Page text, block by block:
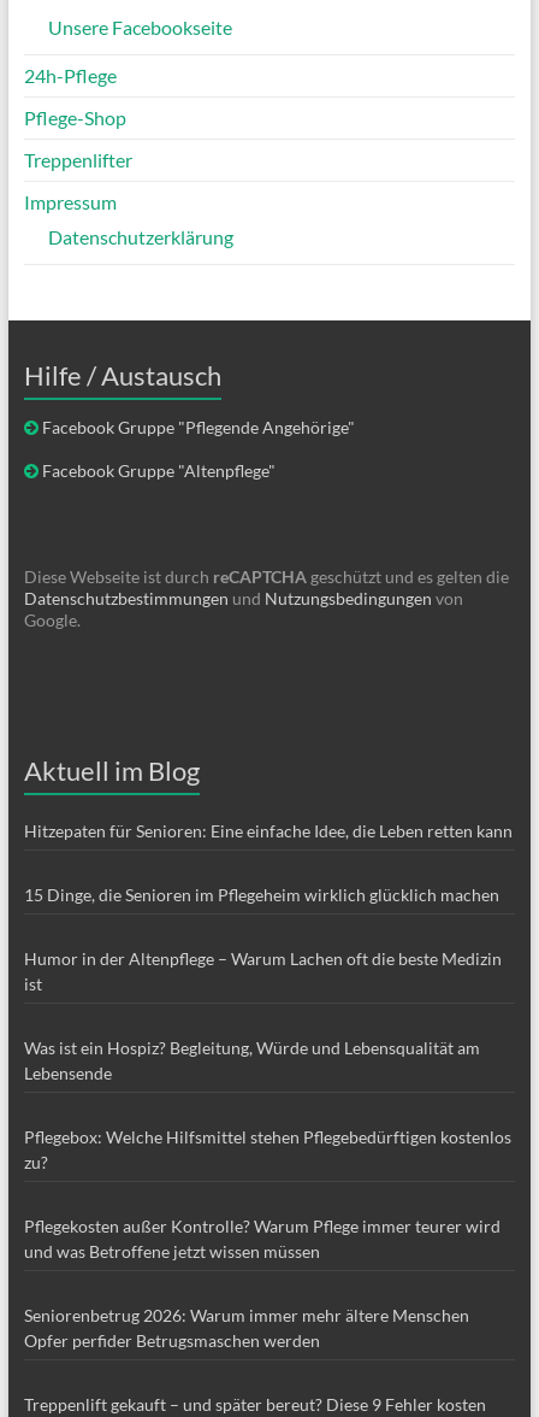
Unsere Facebookseite
24h-Pflege
Pflege-Shop
Treppenlifter
Impressum
Datenschutzerklärung
Hilfe / Austausch
Facebook Gruppe "Pflegende Angehörige"
Facebook Gruppe "Altenpflege"
Diese Webseite ist durch reCAPTCHAgeschützt und es gelten die
Datenschutzbestimmungen und Nutzungsbedingungen von
Google.
Aktuell im Blog
Hitzepaten für Senioren: Eine einfache Idee, die Leben retten kann
15 Dinge, die Senioren im Pflegeheim wirklich glücklich machen
Humor in der Altenpflege – Warum Lachen oft die beste Medizin
ist
Was ist ein Hospiz? Begleitung, Würde und Lebensqualität am
Lebensende
Pflegebox: Welche Hilfsmittel stehen Pflegebedürftigen kostenlos
zu?
Pflegekosten außer Kontrolle? Warum Pflege immer teurer wird
und was Betroffene jetzt wissen müssen
Seniorenbetrug 2026: Warum immer mehr ältere Menschen
Opfer perfider Betrugsmaschen werden
Treppenlift gekauft – und später bereut? Diese 9 Fehler kosten